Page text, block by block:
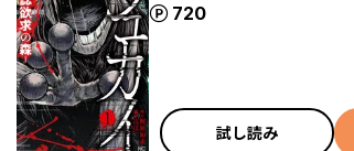
720
ポイント
試し読み